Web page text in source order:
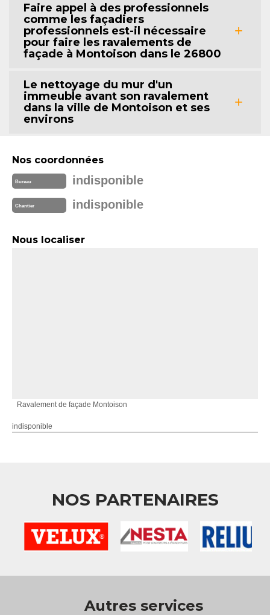
Faire appel à des professionnels
comme les façadiers
professionnels est-il nécessaire
pour faire les ravalements de
façade à Montoison dans le 26800
Le nettoyage du mur d'un
immeuble avant son ravalement
dans la ville de Montoison et ses
environs
Nos coordonnées
Bureau indisponible
Chantier indisponible
Nous localiser
Ravalement de façade Montoison
indisponible
NOS PARTENAIRES
Autres services